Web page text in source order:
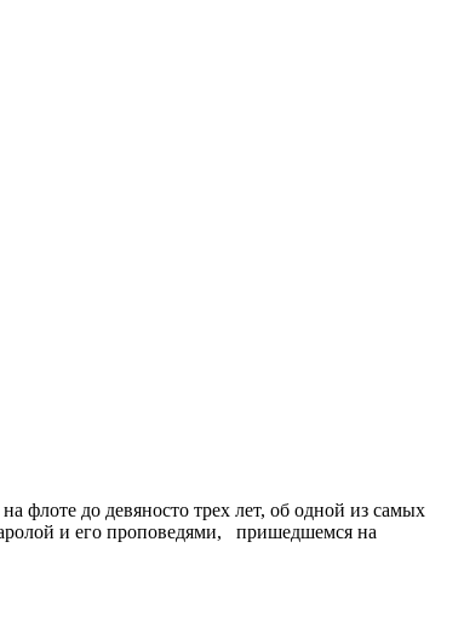
флоте до девяносто трех лет, об одной из самых
и его проповедями, пришедшемся на